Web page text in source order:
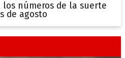
números de la suerte
de agosto